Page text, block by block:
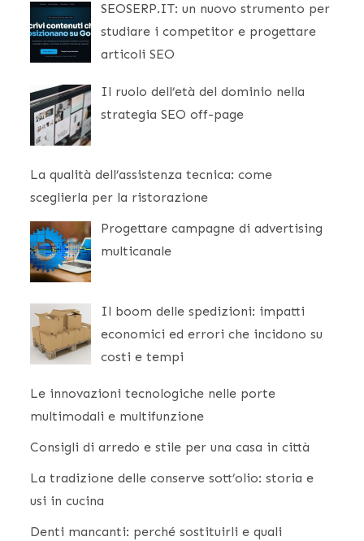
SEOSERP.IT: un nuovo strumento per
studiare i competitor e progettare
articoli SEO
Il ruolo dell’età del dominio nella
strategia SEO off-page
La qualità dell’assistenza tecnica: come
sceglierla per la ristorazione
Progettare campagne di advertising
multicanale
Il boom delle spedizioni: impatti
economici ed errori che incidono su
costi e tempi
Le innovazioni tecnologiche nelle porte
multimodali e multifunzione
Consigli di arredo e stile per una casa in città
La tradizione delle conserve sott’olio: storia e
usi in cucina
Denti mancanti: perché sostituirli e quali